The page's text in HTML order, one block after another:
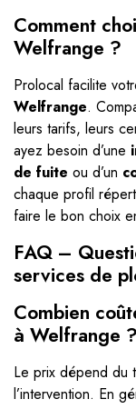
Comment
Welfrange ?
Prolocal facilite
Welfrange.
leurs tarifs, leurs
ayez besoin d’une
de fuite ou d’un
chaque profil
faire le bon choix
FAQ –
services de
Combien
à Welfrange ?
Le prix dépend du
l’intervention. En